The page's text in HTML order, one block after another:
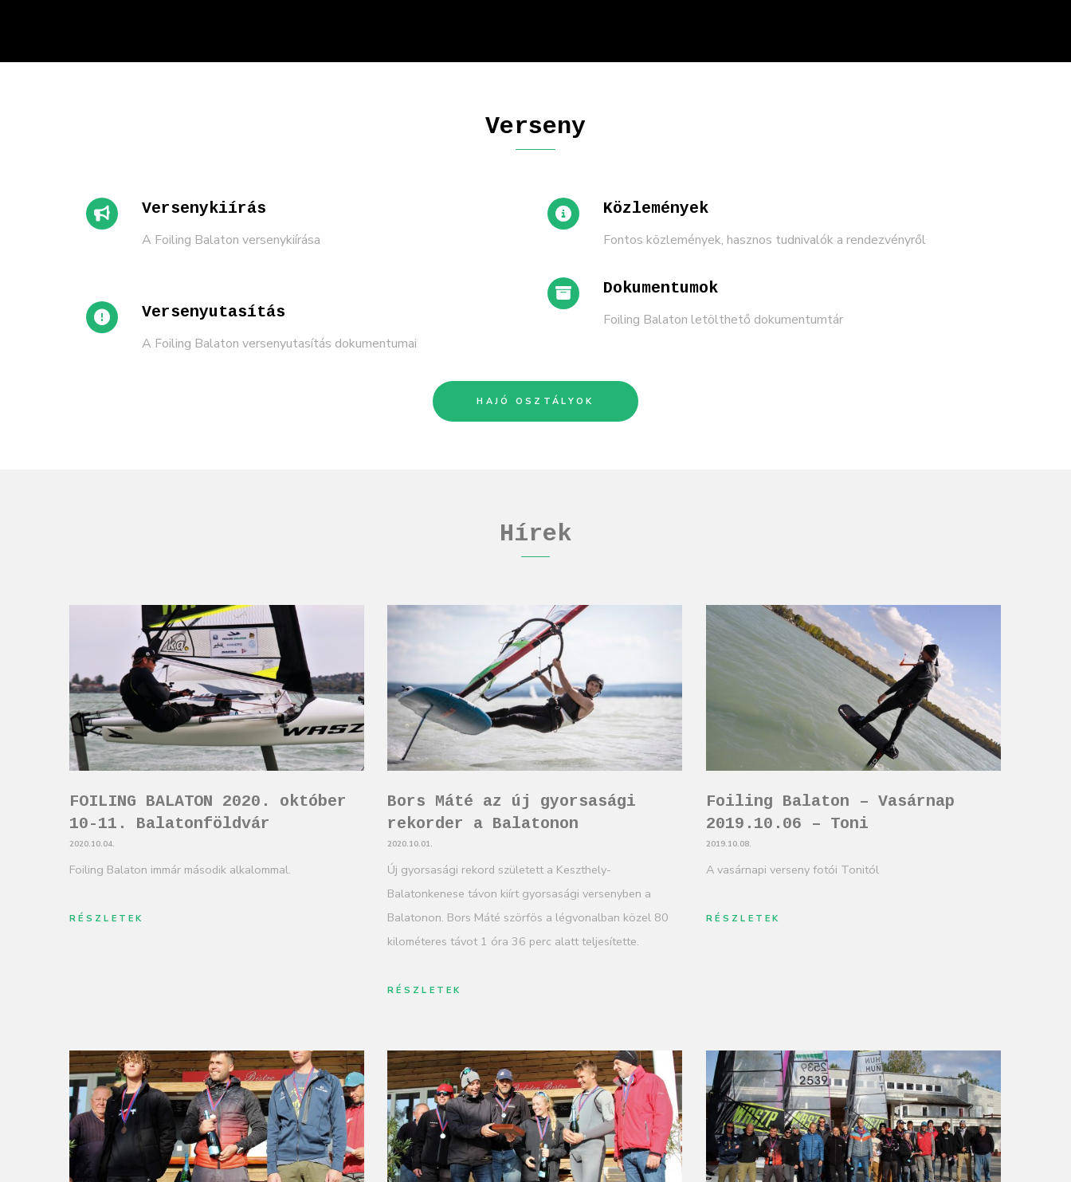
Verseny
Versenykiírás
A Foiling Balaton versenykiírása
Versenyutasítás
A Foiling Balaton versenyutasítás dokumentumai
Közlemények
Fontos közlemények, hasznos tudnivalók a rendezvényről
Dokumentumok
Foiling Balaton letölthető dokumentumtár
HAJÓ OSZTÁLYOK
Hírek
FOILING BALATON 2020. október
10-11. Balatonföldvár
2020.10.04.
Foiling Balaton immár második alkalommal.
RÉSZLETEK
Bors Máté az új gyorsasági
rekorder a Balatonon
2020.10.01.
Új gyorsasági rekord született a Keszthely-
Balatonkenese távon kiírt gyorsasági versenyben a
Balatonon. Bors Máté szörfös a légvonalban közel 80
kilométeres távot 1 óra 36 perc alatt teljesítette.
RÉSZLETEK
Foiling Balaton – Vasárnap
2019.10.06 – Toni
2019.10.08.
A vasárnapi verseny fotói Tonitól
RÉSZLETEK